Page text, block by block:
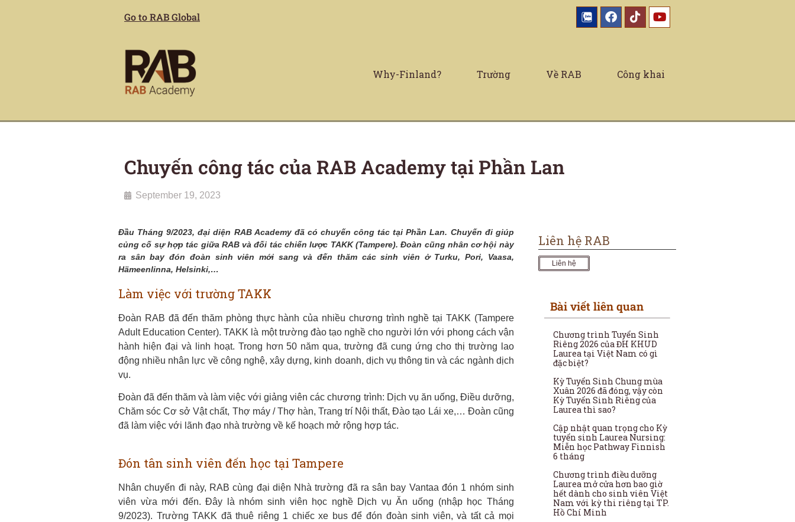
Go to RAB Global
Why-Finland? Trường Về RAB Công khai
Chuyến công tác của RAB Academy tại Phần Lan
September 19, 2023
Đầu Tháng 9/2023, đại diện RAB Academy đã có chuyến công tác tại Phần Lan. Chuyến đi giúp
củng cố sự hợp tác giữa RAB và đối tác chiến lược TAKK (Tampere). Đoàn cũng nhân cơ hội này
ra sân bay đón đoàn sinh viên mới sang và đến thăm các sinh viên ở Turku, Pori, Vaasa,
Hämeenlinna, Helsinki,…
Làm việc với trường TAKK
Đoàn RAB đã đến thăm phòng thực hành của nhiều chương trình nghề tại TAKK (Tampere
Adult Education Center). TAKK là một trường đào tạo nghề cho người lớn với phong cách vận
hành hiện đại và linh hoạt. Trong hơn 50 năm qua, trường đã cung ứng cho thị trường lao
động nhiều nhân lực về công nghệ, xây dựng, kinh doanh, dịch vụ thông tin và các ngành dịch
vụ.
Đoàn đã đến thăm và làm việc với giảng viên các chương trình: Dịch vụ ăn uống, Điều dưỡng,
Chăm sóc Cơ sở Vật chất, Thợ máy / Thợ hàn, Trang trí Nội thất, Đào tạo Lái xe,… Đoàn cũng
đã làm việc với lãnh đạo nhà trường về kế hoạch mở rộng hợp tác.
Chương trình Thợ hàn / Thợ máy
Chương trình Trang trí Nội thất
Chương trình Đào tạo Lái xe
Chương trình Chăm sóc Cơ sở vật chất
Chương trình Điều dưỡng
Đón tân sinh viên đến học tại Tampere
Nhân chuyến đi này, RAB cùng đại diện Nhà trường đã ra sân bay Vantaa đón 1 nhóm sinh
viên vừa mới đến. Đây là nhóm sinh viên học nghề Dịch vụ Ăn uống (nhập học Tháng
9/2023). Trường TAKK đã thuê riêng 1 chiếc xe bus để đón đoàn sinh viên, và tất cả mọi
Liên hệ RAB
Liên hệ
Bài viết liên quan
Chương trình Tuyển Sinh
Riêng 2026 của ĐH KHUD
Laurea tại Việt Nam có gì
đặc biệt?
Kỳ Tuyển Sinh Chung mùa
Xuân 2026 đã đóng, vậy còn
Kỳ Tuyển Sinh Riêng của
Laurea thì sao?
Cập nhật quan trọng cho Kỳ
tuyển sinh Laurea Nursing:
Miễn học Pathway Finnish
6 tháng
Chương trình điều dưỡng
Laurea mở cửa hơn bao giờ
hết dành cho sinh viên Việt
Nam với kỳ thi riêng tại TP.
Hồ Chí Minh